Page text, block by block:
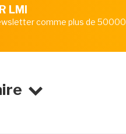
LMI
comme plus de 50000